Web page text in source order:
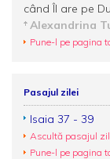
când Îl are pe
Alexandrina
Pune-l pe pagina
Pasajul zilei
Isaia 37 - 39
Ascultă pasajul
Pune-l pe pagina